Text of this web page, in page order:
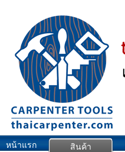
หน้าแรก สินค้า